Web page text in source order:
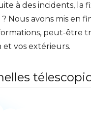
à des incidents, la
? Nous avons mis en
peut-être
vos extérieurs.